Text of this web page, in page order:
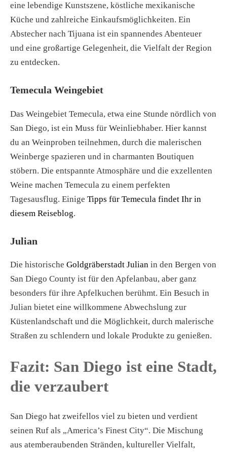
eine lebendige Kunstszene, köstliche mexikanische
Küche und zahlreiche Einkaufsmöglichkeiten. Ein
Abstecher nach Tijuana ist ein spannendes Abenteuer
und eine großartige Gelegenheit, die Vielfalt der Region
zu entdecken.
Temecula Weingebiet
Das Weingebiet Temecula, etwa eine Stunde nördlich von
San Diego, ist ein Muss für Weinliebhaber. Hier kannst
du an Weinproben teilnehmen, durch die malerischen
Weinberge spazieren und in charmanten Boutiquen
stöbern. Die entspannte Atmosphäre und die exzellenten
Weine machen Temecula zu einem perfekten
Tagesausflug. Einige Tipps für Temecula findet Ihr in
diesem Reiseblog.
Julian
Die historische Goldgräberstadt Julian in den Bergen von
San Diego County ist für den Apfelanbau, aber ganz
besonders für ihre Apfelkuchen berühmt. Ein Besuch in
Julian bietet eine willkommene Abwechslung zur
Küstenlandschaft und die Möglichkeit, durch malerische
Straßen zu schlendern und lokale Produkte zu genießen.
Fazit: San Diego ist eine Stadt,
die verzaubert
San Diego hat zweifellos viel zu bieten und verdient
seinen Ruf als „America’s Finest City“. Die Mischung
aus atemberaubenden Stränden, kultureller Vielfalt,